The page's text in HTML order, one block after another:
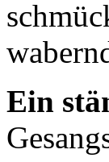
Ein